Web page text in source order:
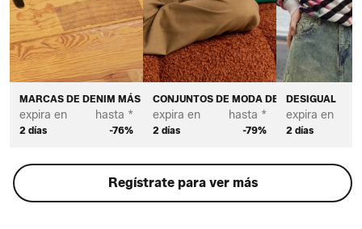
MARCAS DE DENIM MÁS DESEADAS - MUJER
expira en
2 días
hasta *
-76%
CONJUNTOS DE MODA DE VERANO -
expira en
2 días
hasta *
-79%
DESIGUAL
expira en
2 días
Regístrate para ver más